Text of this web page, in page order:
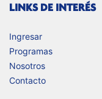
LINKS DE INTERÉS
Ingresar
Programas
Nosotros
Contacto